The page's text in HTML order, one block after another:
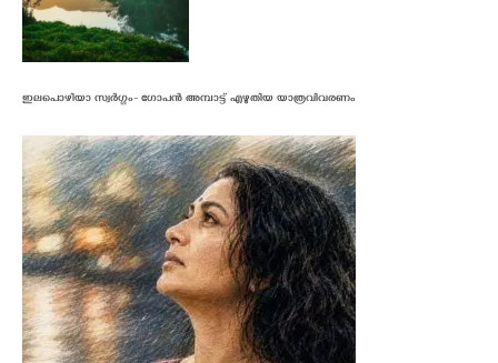
ഇലപൊഴിയാ സ്വർഗ്ഗം- ഗോപൻ അമ്പാട്ട് എഴുതിയ യാത്രവിവരണം